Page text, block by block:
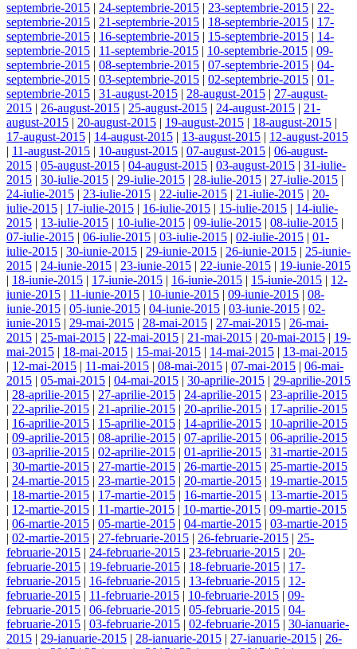
septembrie-2015 | 24-septembrie-2015 | 23-septembrie-2015 | 22-
septembrie-2015 | 21-septembrie-2015 | 18-septembrie-2015 | 17-
septembrie-2015 | 16-septembrie-2015 | 15-septembrie-2015 | 14-
septembrie-2015 | 11-septembrie-2015 | 10-septembrie-2015 | 09-
septembrie-2015 | 08-septembrie-2015 | 07-septembrie-2015 | 04-
septembrie-2015 | 03-septembrie-2015 | 02-septembrie-2015 | 01-
septembrie-2015 | 31-august-2015 | 28-august-2015 | 27-august-
2015 | 26-august-2015 | 25-august-2015 | 24-august-2015 | 21-
august-2015 | 20-august-2015 | 19-august-2015 | 18-august-2015 |
17-august-2015 | 14-august-2015 | 13-august-2015 | 12-august-2015
| 11-august-2015 | 10-august-2015 | 07-august-2015 | 06-august-
2015 | 05-august-2015 | 04-august-2015 | 03-august-2015 | 31-iulie-
2015 | 30-iulie-2015 | 29-iulie-2015 | 28-iulie-2015 | 27-iulie-2015 |
24-iulie-2015 | 23-iulie-2015 | 22-iulie-2015 | 21-iulie-2015 | 20-
iulie-2015 | 17-iulie-2015 | 16-iulie-2015 | 15-iulie-2015 | 14-iulie-
2015 | 13-iulie-2015 | 10-iulie-2015 | 09-iulie-2015 | 08-iulie-2015 |
07-iulie-2015 | 06-iulie-2015 | 03-iulie-2015 | 02-iulie-2015 | 01-
iulie-2015 | 30-iunie-2015 | 29-iunie-2015 | 26-iunie-2015 | 25-iunie-
2015 | 24-iunie-2015 | 23-iunie-2015 | 22-iunie-2015 | 19-iunie-2015
| 18-iunie-2015 | 17-iunie-2015 | 16-iunie-2015 | 15-iunie-2015 | 12-
iunie-2015 | 11-iunie-2015 | 10-iunie-2015 | 09-iunie-2015 | 08-
iunie-2015 | 05-iunie-2015 | 04-iunie-2015 | 03-iunie-2015 | 02-
iunie-2015 | 29-mai-2015 | 28-mai-2015 | 27-mai-2015 | 26-mai-
2015 | 25-mai-2015 | 22-mai-2015 | 21-mai-2015 | 20-mai-2015 | 19-
mai-2015 | 18-mai-2015 | 15-mai-2015 | 14-mai-2015 | 13-mai-2015
| 12-mai-2015 | 11-mai-2015 | 08-mai-2015 | 07-mai-2015 | 06-mai-
2015 | 05-mai-2015 | 04-mai-2015 | 30-aprilie-2015 | 29-aprilie-2015
| 28-aprilie-2015 | 27-aprilie-2015 | 24-aprilie-2015 | 23-aprilie-2015
| 22-aprilie-2015 | 21-aprilie-2015 | 20-aprilie-2015 | 17-aprilie-2015
| 16-aprilie-2015 | 15-aprilie-2015 | 14-aprilie-2015 | 10-aprilie-2015
| 09-aprilie-2015 | 08-aprilie-2015 | 07-aprilie-2015 | 06-aprilie-2015
| 03-aprilie-2015 | 02-aprilie-2015 | 01-aprilie-2015 | 31-martie-2015
| 30-martie-2015 | 27-martie-2015 | 26-martie-2015 | 25-martie-2015
| 24-martie-2015 | 23-martie-2015 | 20-martie-2015 | 19-martie-2015
| 18-martie-2015 | 17-martie-2015 | 16-martie-2015 | 13-martie-2015
| 12-martie-2015 | 11-martie-2015 | 10-martie-2015 | 09-martie-2015
| 06-martie-2015 | 05-martie-2015 | 04-martie-2015 | 03-martie-2015
| 02-martie-2015 | 27-februarie-2015 | 26-februarie-2015 | 25-
februarie-2015 | 24-februarie-2015 | 23-februarie-2015 | 20-
februarie-2015 | 19-februarie-2015 | 18-februarie-2015 | 17-
februarie-2015 | 16-februarie-2015 | 13-februarie-2015 | 12-
februarie-2015 | 11-februarie-2015 | 10-februarie-2015 | 09-
februarie-2015 | 06-februarie-2015 | 05-februarie-2015 | 04-
februarie-2015 | 03-februarie-2015 | 02-februarie-2015 | 30-ianuarie-
2015 | 29-ianuarie-2015 | 28-ianuarie-2015 | 27-ianuarie-2015 | 26-